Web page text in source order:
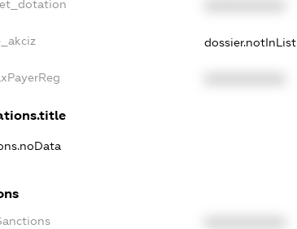
dossier.notInList